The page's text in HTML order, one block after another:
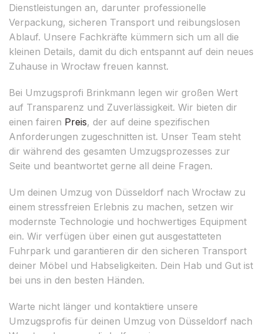
Dienstleistungen an, darunter professionelle
Verpackung, sicheren Transport und reibungslosen
Ablauf. Unsere Fachkräfte kümmern sich um all die
kleinen Details, damit du dich entspannt auf dein neues
Zuhause in Wrocław freuen kannst.
Bei Umzugsprofi Brinkmann legen wir großen Wert
auf Transparenz und Zuverlässigkeit. Wir bieten dir
einen fairen Preis, der auf deine spezifischen
Anforderungen zugeschnitten ist. Unser Team steht
dir während des gesamten Umzugsprozesses zur
Seite und beantwortet gerne all deine Fragen.
Um deinen Umzug von Düsseldorf nach Wrocław zu
einem stressfreien Erlebnis zu machen, setzen wir
modernste Technologie und hochwertiges Equipment
ein. Wir verfügen über einen gut ausgestatteten
Fuhrpark und garantieren dir den sicheren Transport
deiner Möbel und Habseligkeiten. Dein Hab und Gut ist
bei uns in den besten Händen.
Warte nicht länger und kontaktiere unsere
Umzugsprofis für deinen Umzug von Düsseldorf nach